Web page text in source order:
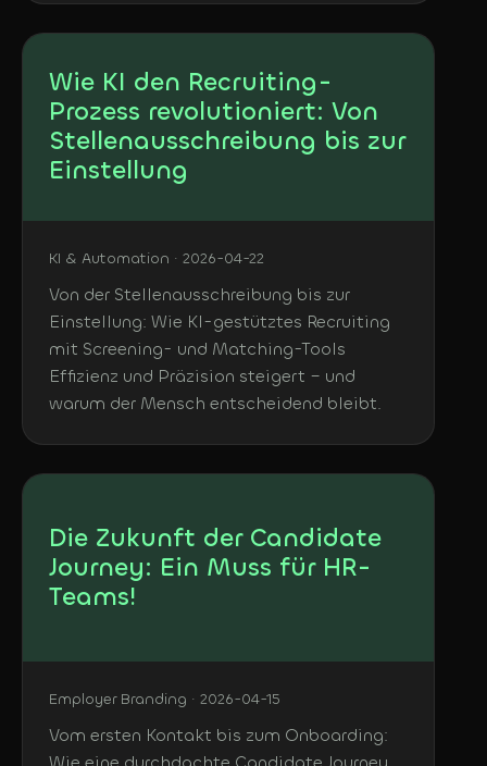
Wie KI den Recruiting-
Prozess revolutioniert: Von
Stellenausschreibung bis zur
Einstellung
KI & Automation · 2026-04-22
Von der Stellenausschreibung bis zur
Einstellung: Wie KI-gestütztes Recruiting
mit Screening- und Matching-Tools
Effizienz und Präzision steigert – und
warum der Mensch entscheidend bleibt.
Die Zukunft der Candidate
Journey: Ein Muss für HR-
Teams!
Employer Branding · 2026-04-15
Vom ersten Kontakt bis zum Onboarding: